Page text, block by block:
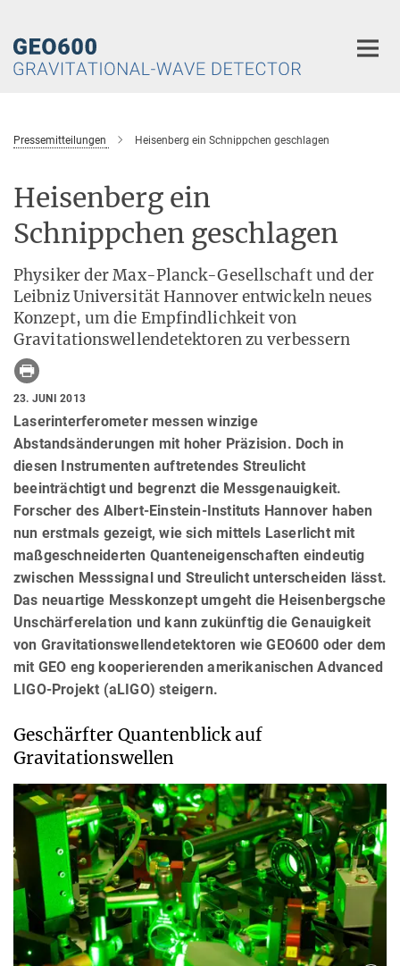
Pressemitteilungen Heisenberg ein Schnippchen geschlagen
Heisenberg ein
Schnippchen geschlagen
Physiker der Max-Planck-Gesellschaft und der
Leibniz Universität Hannover entwickeln neues
Konzept, um die Empfindlichkeit von
Gravitationswellendetektoren zu verbessern
23. JUNI 2013
Laserinterferometer messen winzige
Abstandsänderungen mit hoher Präzision. Doch in
diesen Instrumenten auftretendes Streulicht
beeinträchtigt und begrenzt die Messgenauigkeit.
Forscher des Albert-Einstein-Instituts Hannover haben
nun erstmals gezeigt, wie sich mittels Laserlicht mit
maßgeschneiderten Quanteneigenschaften eindeutig
zwischen Messsignal und Streulicht unterscheiden lässt.
Das neuartige Messkonzept umgeht die Heisenbergsche
Unschärferelation und kann zukünftig die Genauigkeit
von Gravitationswellendetektoren wie GEO600 oder dem
mit GEO eng kooperierenden amerikanischen Advanced
LIGO-Projekt (aLIGO) steigern.
Geschärfter Quantenblick auf
Gravitationswellen